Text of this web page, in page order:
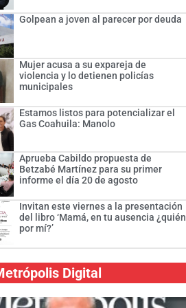
Golpean a joven al parecer por deuda
Mujer acusa a su expareja de
violencia y lo detienen policías
municipales
Estamos listos para potencializar el
Gas Coahuila: Manolo
Aprueba Cabildo propuesta de
Betzabé Martínez para su primer
informe el día 20 de agosto
Invitan este viernes a la presentación
del libro ‘Mamá, en tu ausencia ¿quién
por mí?’
Digital